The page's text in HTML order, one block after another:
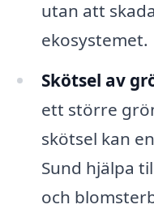
utan att
ekosystemet.
Skötsel av
ett större
skötsel kan
Sund hjälpa
och